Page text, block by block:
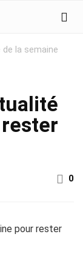
de la semaine
0